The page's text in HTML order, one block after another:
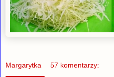
Margarytka 57 komentarzy: